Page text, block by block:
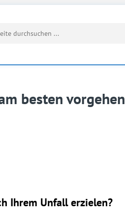
besten vorgehen
Ihrem Unfall erzielen?